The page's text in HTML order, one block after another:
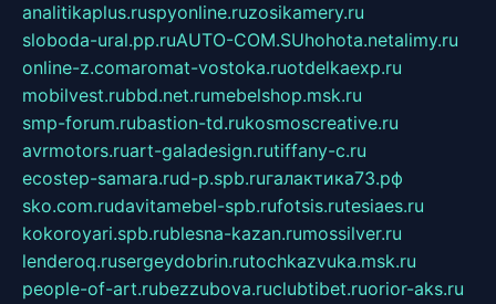
analitikaplus.ruspyonline.ruzosikamery.ru
sloboda-ural.pp.ruAUTO-COM.SUhohota.netalimy.ru
online-z.comaromat-vostoka.ruotdelkaexp.ru
mobilvest.rubbd.net.rumebelshop.msk.ru
smp-forum.rubastion-td.rukosmoscreative.ru
avrmotors.ruart-galadesign.rutiffany-c.ru
ecostep-samara.rud-p.spb.ruгалактика73.рф
sko.com.rudavitamebel-spb.rufotsis.rutesiaes.ru
kokoroyari.spb.rublesna-kazan.rumossilver.ru
lenderoq.rusergeydobrin.rutochkazvuka.msk.ru
people-of-art.rubezzubova.ruclubtibet.ruorior-aks.ru